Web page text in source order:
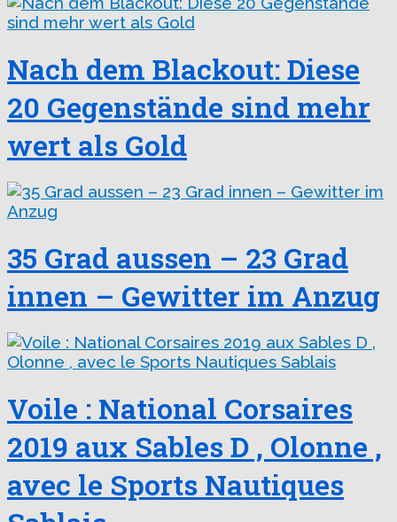
Nach dem Blackout: Diese
20 Gegenstände sind mehr
wert als Gold
35 Grad aussen – 23 Grad
innen – Gewitter im Anzug
Voile : National Corsaires
2019 aux Sables D ‚ Olonne ,
avec le Sports Nautiques